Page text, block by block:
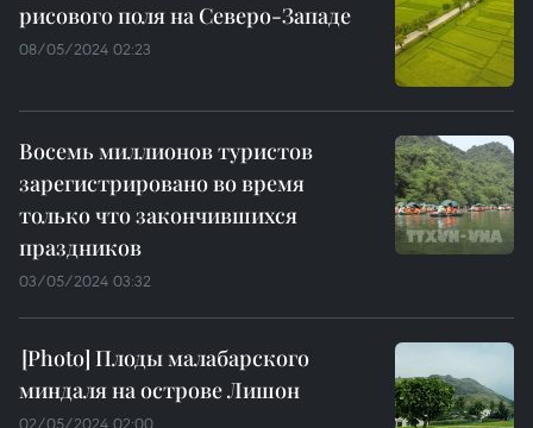
рисового поля на Северо-Западе
08/05/2024 02:23
Восемь миллионов туристов
зарегистрировано во время
только что закончившихся
праздников
03/05/2024 03:32
Плоды малабарского
миндаля на острове Лишон
02/05/2024 02:00